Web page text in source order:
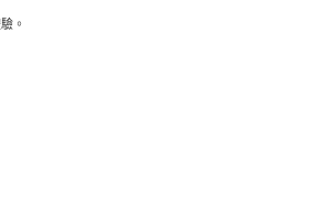
。